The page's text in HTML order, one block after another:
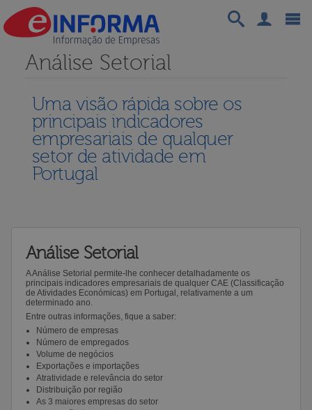
Análise Setorial
Uma visão rápida sobre os
principais indicadores
empresariais de qualquer
setor de atividade em
Portugal
Análise Setorial
A Análise Setorial permite-lhe conhecer detalhadamente os
principais indicadores empresariais de qualquer CAE (Classificação
de Atividades Económicas) em Portugal, relativamente a um
determinado ano.
Entre outras informações, fique a saber:
Número de empresas
Número de empregados
Volume de negócios
Exportações e importações
Atratividade e relevância do setor
Distribuição por região
As 3 maiores empresas do setor